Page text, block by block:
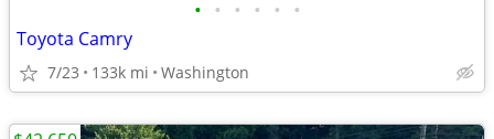
• • • • • •
Toyota Camry
7/23 133k mi Washington